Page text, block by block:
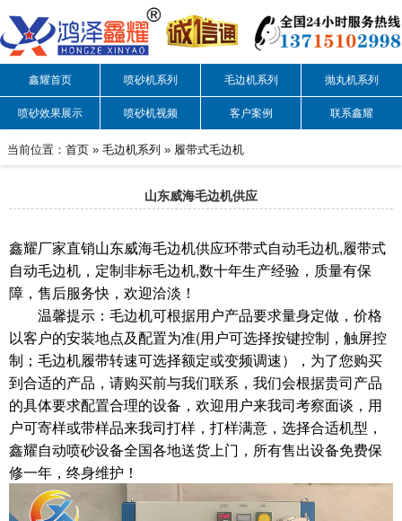
鑫耀首页 喷砂机系列 毛边机系列 抛丸机系列
喷砂效果展示 喷砂机视频 客户案例 联系鑫耀
当前位置： 首页 » 毛边机系列 » 履带式毛边机
山东威海毛边机供应
鑫耀厂家直销山东威海毛边机供应环带式自动毛边机,履带式
自动毛边机，定制非标毛边机,数十年生产经验，质量有保
障，售后服务快，欢迎洽淡！
温馨提示：毛边机可根据用户产品要求量身定做，价格
以客户的安装地点及配置为准(用户可选择按键控制，触屏控
制；毛边机履带转速可选择额定或变频调速），为了您购买
到合适的产品，请购买前与我们联系，我们会根据贵司产品
的具体要求配置合理的设备，欢迎用户来我司考察面谈，用
户可寄样或带样品来我司打样，打样满意，选择合适机型，
鑫耀自动喷砂设备全国各地送货上门，所有售出设备免费保
修一年，终身维护！